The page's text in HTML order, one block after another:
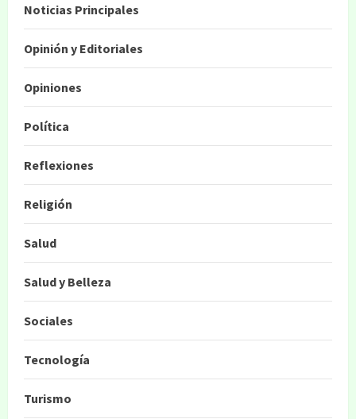
Noticias Principales
Opinión y Editoriales
Opiniones
Política
Reflexiones
Religión
Salud
Salud y Belleza
Sociales
Tecnología
Turismo